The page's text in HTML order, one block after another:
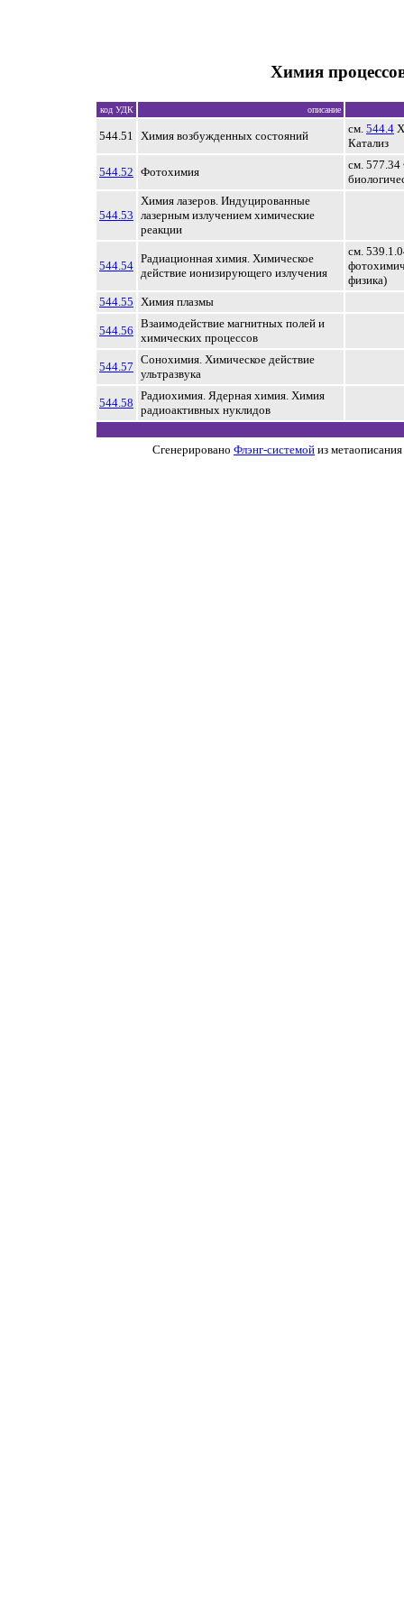
Химия
код УДК описание
544.51 Химия возбужденных состояний
см. 544.4
Катализ
544.52 Фотохимия
см.
544.53
Химия лазеров. Индуцированные
лазерным излучением химические
реакции
544.54
Радиационная химия. Химическое
действие ионизирующего излучения
см.
физика)
544.55 Химия плазмы
544.56
Взаимодействие магнитных полей и
химических процессов
544.57
Сонохимия. Химическое действие
ультразвука
544.58
Радиохимия. Ядерная химия. Химия
радиоактивных нуклидов
Сгенерировано Флэнг-системой из